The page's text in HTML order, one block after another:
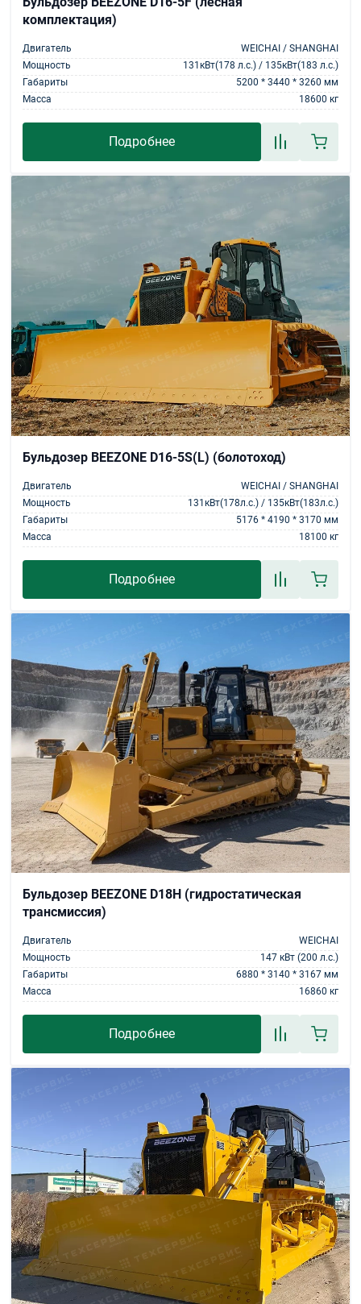
комплектация)
Двигатель
WEICHAI / SHANGHAI
Мощность
131кВт(178 л.с.) / 135кВт(183 л.с.)
Габариты
5200 * 3440 * 3260 мм
Масса
18600 кг
Подробнее
Бульдозер BEEZONE D16-5S(L) (болотоход)
Двигатель
WEICHAI / SHANGHAI
Мощность
131кВт(178л.с.) / 135кВт(183л.с.)
Габариты
5176 * 4190 * 3170 мм
Масса
18100 кг
Подробнее
Бульдозер BEEZONE D18Н (гидростатическая
трансмиссия)
Двигатель
WEICHAI
Мощность
147 кВт (200 л.с.)
Габариты
6880 * 3140 * 3167 мм
Масса
16860 кг
Подробнее